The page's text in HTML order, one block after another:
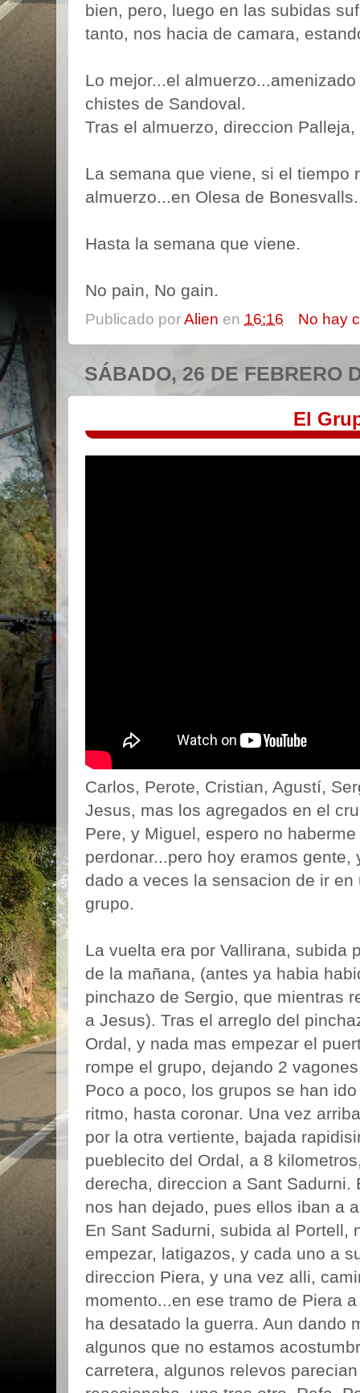
bien, pero, luego en las subidas
tanto, nos hacia de camara,
Lo mejor...el
chistes de Sandoval.
Tras el almuerzo, direccion
La semana que viene, si el tiempo
almuerzo...en Olesa de
Hasta la semana que viene.
No pain, No gain.
Publicado porAlien en 16:16 No hay
SÁBADO, 26 DE FEBRERO
El
Carlos, Perote, Cristian, Agustí,
Jesus, mas los agregados en el
Pere, y Miguel, espero no
perdonar...pero hoy eramos
dado a veces la sensacion de ir
grupo.
La vuelta era por Vallirana, subida
de la mañana, (antes ya habia
pinchazo de Sergio, que mientras
a Jesus). Tras el arreglo del
Ordal, y nada mas empezar el
rompe el grupo, dejando 2
Poco a poco, los grupos se han
ritmo, hasta coronar. Una vez
por la otra vertiente, bajada
pueblecito del Ordal, a 8
derecha, direccion a Sant Sadurni.
nos han dejado, pues ellos iban a
En Sant Sadurni, subida al Portell,
empezar, latigazos, y cada uno a
direccion Piera, y una vez alli,
momento...en ese tramo de Piera
ha desatado la guerra. Aun dando
algunos que no estamos
carretera, algunos relevos